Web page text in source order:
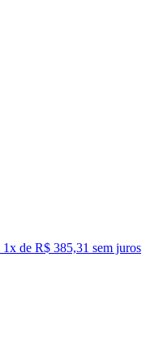
1x de R$ 385,31 sem juros